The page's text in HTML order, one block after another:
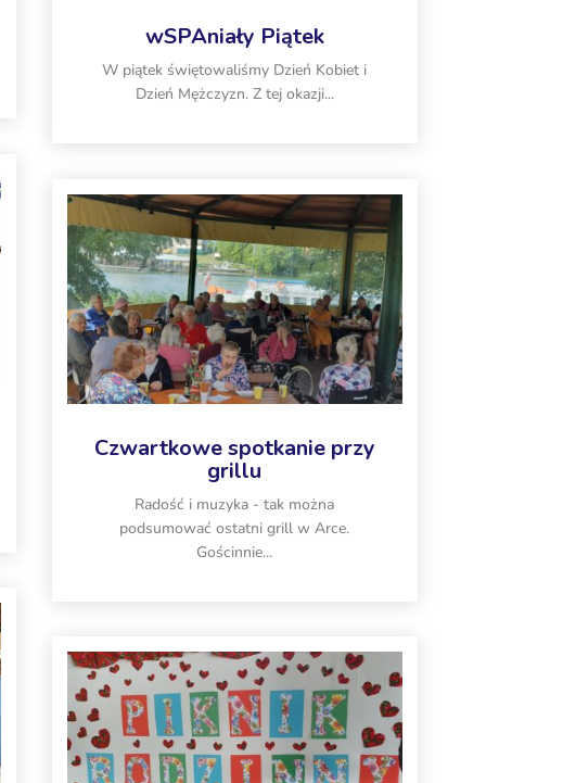
wSPAniały Piątek
W piątek świętowaliśmy Dzień Kobiet i
Dzień Mężczyzn. Z tej okazji...
Czwartkowe spotkanie przy
grillu
Radość i muzyka - tak można
podsumować ostatni grill w Arce.
Gościnnie...